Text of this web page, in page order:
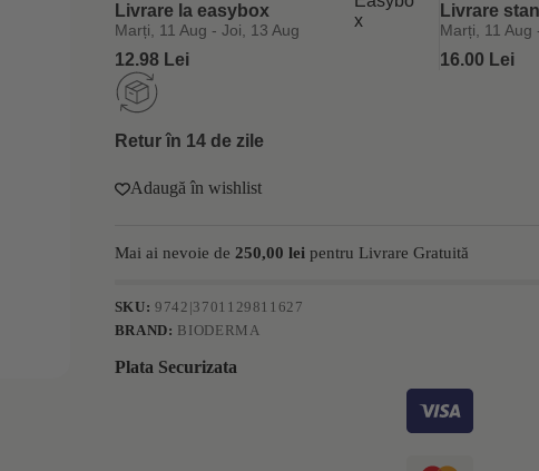
sensibila
Bioderma
Atoderm
1000ml
Livrare la easybox
Marți, 11 Aug - Joi, 13 Aug
12.98 Lei
Livrare
Marți, 11 Aug
16.00 Lei
Retur în 14 de zile
Adaugă în wishlist
Mai ai nevoie de 250,00 leipentru Livrare Gratuită
SKU:9742|3701129811627
BRAND: BIODERMA
Plata Securizata